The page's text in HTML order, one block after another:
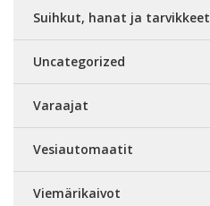
Suihkut, hanat ja tarvikkeet
Uncategorized
Varaajat
Vesiautomaatit
Viemärikaivot